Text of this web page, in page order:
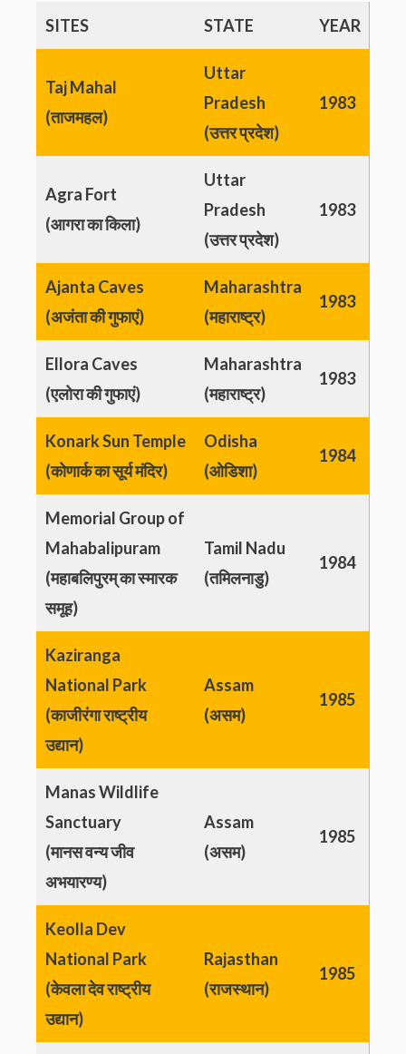
SITES STATE YEAR
Taj Mahal
(ताजमहल)
Uttar
Pradesh
(उत्तर प्रदेश)
1983
Agra Fort
(आगरा का किला)
Uttar
Pradesh
(उत्तर प्रदेश)
1983
Ajanta Caves
(अजंता की गुफाएं)
Maharashtra
(महाराष्ट्र)
1983
Ellora Caves
(एलोरा की गुफाएं)
Maharashtra
(महाराष्ट्र)
1983
Konark Sun Temple
(कोणार्क का सूर्य मंदिर)
Odisha
(ओडिशा)
1984
Memorial Group of
Mahabalipuram
(महाबलिपुरम् का स्मारक
समूह)
Tamil Nadu
(तमिलनाडु)
1984
Kaziranga
National Park
(काजीरंगा राष्ट्रीय
उद्यान)
Assam
(असम)
1985
Manas Wildlife
Sanctuary
(मानस वन्य जीव
अभयारण्य)
Assam
(असम)
1985
Keolla Dev
National Park
(केवला देव राष्ट्रीय
उद्यान)
Rajasthan
(राजस्थान)
1985